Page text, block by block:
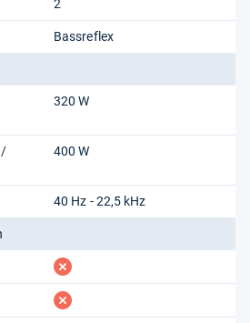
2
Bassreflex
320 W
/
400 W
40 Hz - 22,5 kHz
fehlt
fehlt